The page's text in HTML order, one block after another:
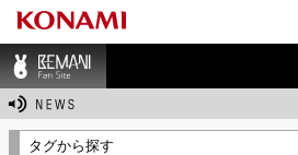
BEMANI Fan Sit
タグから探す